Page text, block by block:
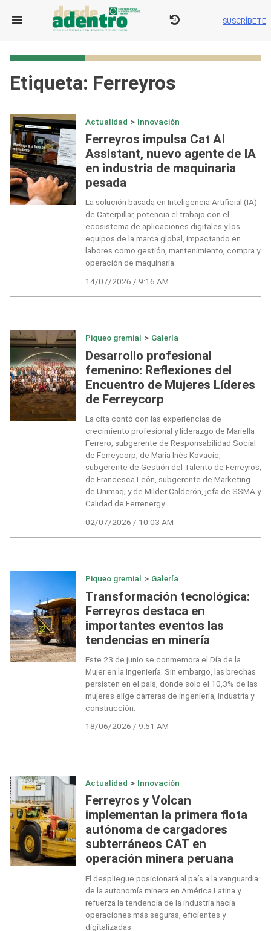
SUSCRÍBETE
Etiqueta: Ferreyros
Actualidad > Innovación
Ferreyros impulsa Cat AI
Assistant, nuevo agente de IA
en industria de maquinaria
pesada
La solución basada en Inteligencia Artificial (IA)
de Caterpillar, potencia el trabajo con el
ecosistema de aplicaciones digitales y los
equipos de la marca global, impactando en
labores como gestión, mantenimiento, compra y
operación de maquinaria.
14/07/2026 / 9:16 AM
Piqueo gremial > Galería
Desarrollo profesional
femenino: Reflexiones del
Encuentro de Mujeres Líderes
de Ferreycorp
La cita contó con las experiencias de
crecimiento profesional y liderazgo de Mariella
Ferrero, subgerente de Responsabilidad Social
de Ferreycorp; de María Inés Kovacic,
subgerente de Gestión del Talento de Ferreyros;
de Francesca León, subgerente de Marketing
de Unimaq; y de Milder Calderón, jefa de SSMA y
Calidad de Ferrenergy.
02/07/2026 / 10:03 AM
Piqueo gremial > Galería
Transformación tecnológica:
Ferreyros destaca en
importantes eventos las
tendencias en minería
Este 23 de junio se conmemora el Día de la
Mujer en la Ingeniería. Sin embargo, las brechas
persisten en el país, donde solo el 10,3% de las
mujeres elige carreras de ingeniería, industria y
construcción.
18/06/2026 / 9:51 AM
Actualidad > Innovación
Ferreyros y Volcan
implementan la primera flota
autónoma de cargadores
subterráneos CAT en
operación minera peruana
El despliegue posicionará al país a la vanguardia
de la autonomía minera en América Latina y
refuerza la tendencia de la industria hacia
operaciones más seguras, eficientes y
digitalizadas.